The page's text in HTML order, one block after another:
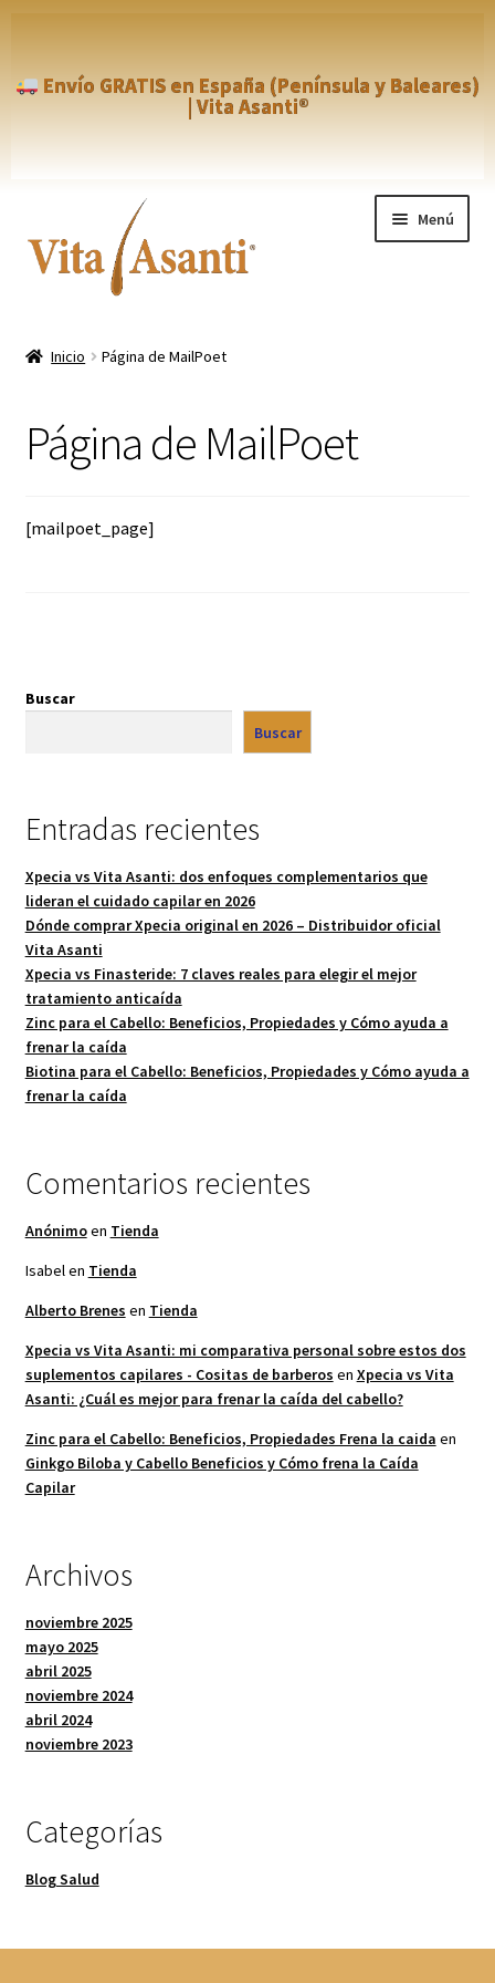
Envío GRATIS en España (Península y Baleares)
| Vita Asanti®
a
la
al
contenido
Menú
Blog
Política de Privacidad
Protección de Datos
Registro de afiliados
Términos y condiciones de venta y Política de devoluciones
Carrito de compras
Finalizar Compra
Mi cuenta
Inicio Página de MailPoet
Página de MailPoet
[mailpoet_page]
Buscar
Buscar
Entradas recientes
Xpecia vs Vita Asanti: dos enfoques complementarios que
lideran el cuidado capilar en 2026
Dónde comprar Xpecia original en 2026 – Distribuidor oficial
Vita Asanti
Xpecia vs Finasteride: 7 claves reales para elegir el mejor
tratamiento anticaída
Zinc para el Cabello: Beneficios, Propiedades y Cómo ayuda a
frenar la caída
Biotina para el Cabello: Beneficios, Propiedades y Cómo ayuda a
frenar la caída
Comentarios recientes
Anónimoen Tienda
Isabelen Tienda
Alberto Brenes en Tienda
Xpecia vs Vita Asanti: mi comparativa personal sobre estos dos
suplementos capilares - Cositas de barberos en Xpecia vs Vita
Asanti: ¿Cuál es mejor para frenar la caída del cabello?
Zinc para el Cabello: Beneficios, Propiedades Frena la caida en
Ginkgo Biloba y Cabello Beneficios y Cómo frena la Caída
Capilar
Archivos
noviembre 2025
mayo 2025
abril 2025
noviembre 2024
abril 2024
noviembre 2023
Categorías
Blog Salud